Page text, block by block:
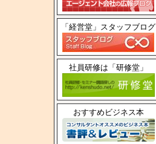
「経営堂」スタッフブログ
社員研修は「研修堂」
おすすめビジネス本